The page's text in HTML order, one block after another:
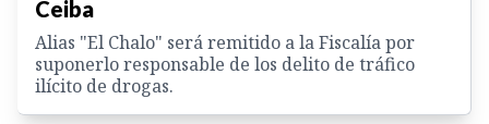
Ceiba
Alias "El Chalo" será remitido a la Fiscalía por
suponerlo responsable de los delito de tráfico
ilícito de drogas.